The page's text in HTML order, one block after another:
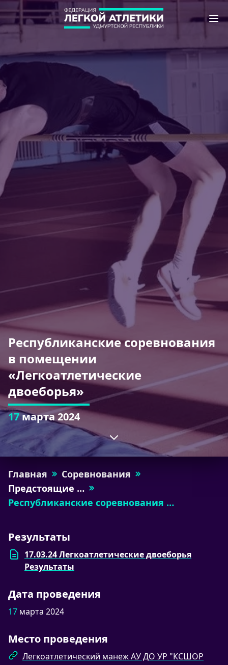
Республиканские соревнования
в помещении
«Легкоатлетические
двоеборья»
17марта 2024
Главная
Соревнования
Предстоящие …
Республиканские соревнования …
Результаты
17.03.24 Легкоатлетические двоеборья
Результаты
Дата проведения
17 марта 2024
Место проведения
Легкоатлетический манеж АУ ДО УР "КСШОР